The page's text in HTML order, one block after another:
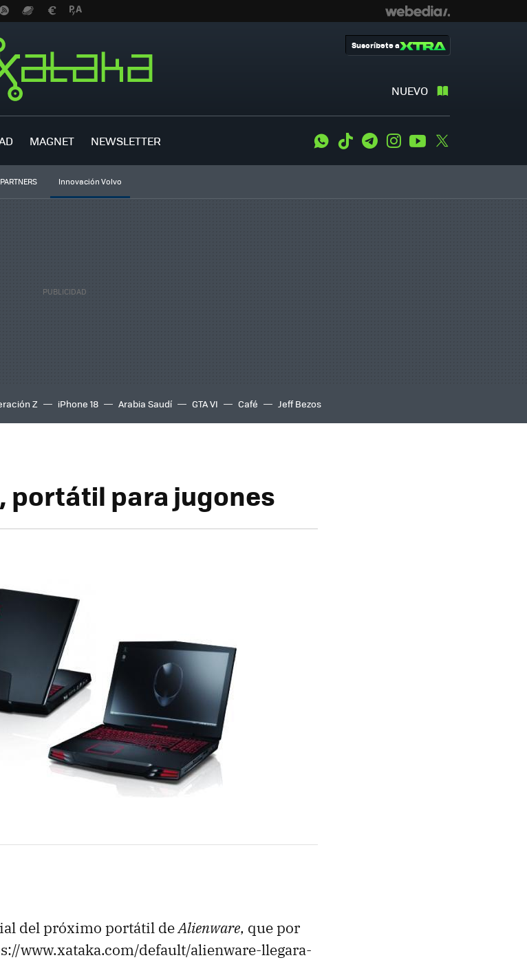
NUEVO
Suscríbete a
MAGNET NEWSLETTER WhatsApp
Tiktok TelegramInstagramYoutube
PARTNERS Innovación Volvo
Z iPhone 18 Arabia Saudí GTA VI Café Jeff Bezos
portátil para jugones
del próximo portátil deAlienware, que por
www.xataka.com/default/alienware-llegara-